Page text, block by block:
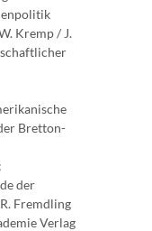
Kremp / J.
Bretton-
der
Fremdling
Verlag